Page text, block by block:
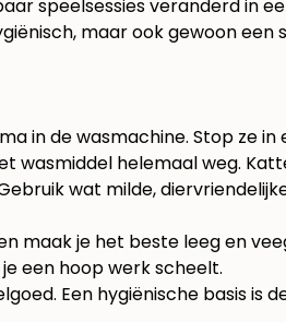
speelsessies veranderd in
maar ook gewoon
in de wasmachine. Stop ze
wasmiddel helemaal weg.
wat milde,
maak je het beste leeg en
een hoop werk scheelt.
Een hygiënische basis